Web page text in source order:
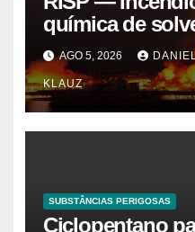
química de
(UNIQUIMA/
AGO 5, 2026
KLAUZ
SUBSTÂNCIAS PERIGOSAS
Ciclopentano